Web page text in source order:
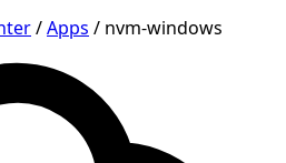
/Apps / nvm-windows